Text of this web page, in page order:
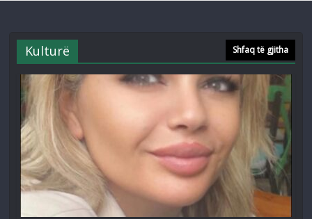
Kulturë Shfaq të gjitha